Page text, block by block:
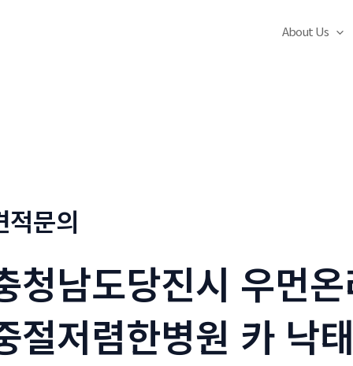
About Us
적문의
청남도당진시 우먼
절저렴한병원 카 낙­